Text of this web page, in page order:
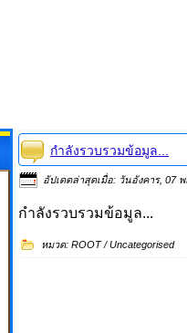
กำลังรวบรวมข้อมูล...
อัปเดตล่าสุดเมื่อ: วันอังคาร, 07
กำลังรวบรวมข้อมูล...
หมวด: ROOT/Uncategorised